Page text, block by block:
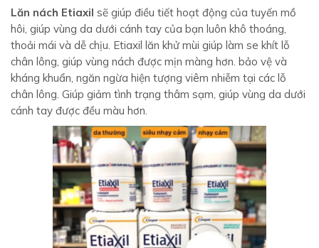
Lăn nách Etiaxil sẽ giúp điều tiết hoạt động của tuyến mồ
hôi, giúp vùng da dưới cánh tay của bạn luôn khô thoáng,
thoải mái và dễ chịu. Etiaxil lăn khử mùi giúp làm se khít lỗ
chân lông, giúp vùng nách được mịn màng hơn. bảo vệ và
kháng khuẩn, ngăn ngừa hiện tượng viêm nhiễm tại các lỗ
chân lông. Giúp giảm tình trạng thâm sạm, giúp vùng da dưới
cánh tay được đều màu hơn.